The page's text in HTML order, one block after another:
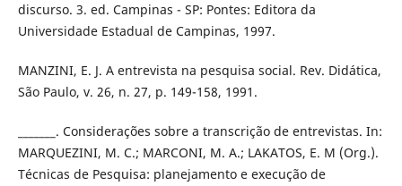
discurso. 3. ed. Campinas - SP: Pontes: Editora da
Universidade Estadual de Campinas, 1997.
MANZINI, E. J. A entrevista na pesquisa social. Rev. Didática,
São Paulo, v. 26, n. 27, p. 149-158, 1991.
_______. Considerações sobre a transcrição de entrevistas. In:
MARQUEZINI, M. C.; MARCONI, M. A.; LAKATOS, E. M (Org.).
Técnicas de Pesquisa: planejamento e execução de